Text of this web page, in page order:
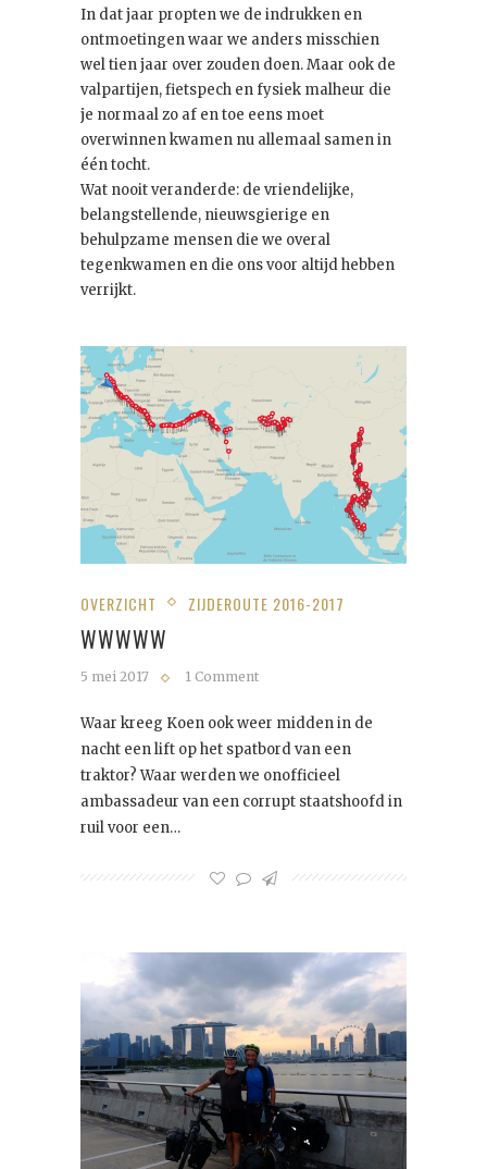
In dat jaar propten we de indrukken en
ontmoetingen waar we anders misschien
wel tien jaar over zouden doen. Maar ook de
valpartijen, fietspech en fysiek malheur die
je normaal zo af en toe eens moet
overwinnen kwamen nu allemaal samen in
één tocht.
Wat nooit veranderde: de vriendelijke,
belangstellende, nieuwsgierige en
behulpzame mensen die we overal
tegenkwamen en die ons voor altijd hebben
verrijkt.
OVERZICHT ZIJDEROUTE 2016-2017
WWWWW
5 mei 2017 1 Comment
Waar kreeg Koen ook weer midden in de
nacht een lift op het spatbord van een
traktor? Waar werden we onofficieel
ambassadeur van een corrupt staatshoofd in
ruil voor een…